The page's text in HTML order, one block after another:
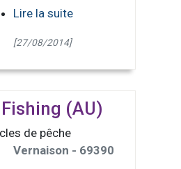
Lire la suite
[27/08/2014]
(AU)
de pêche
Vernaison - 69390